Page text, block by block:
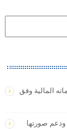
المالية وفق
ودعم صورتها